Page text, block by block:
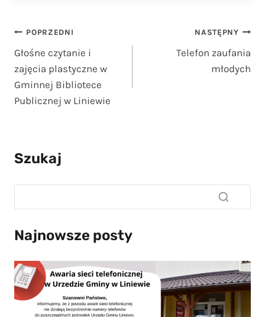
Nawigacja
wpisu
POPRZEDNI
Głośne czytanie i
zajęcia plastyczne w
Gminnej Bibliotece
Publicznej w Liniewie
NASTĘPNY
Telefon zaufania
młodych
Szukaj
Najnowsze posty